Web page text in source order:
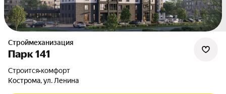
Строймеханизация
Парк 141
Строится•комфорт
Кострома, ул. Ленина